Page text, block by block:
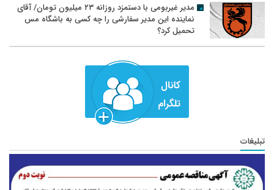
مدیر غیربومی با دستمزد روزانه ۲۳ میلیون تومان/ آقای
نماینده این مدیر سفارشی را چه کسی به باشگاه مس
تحمیل کرد؟
تبلیغات